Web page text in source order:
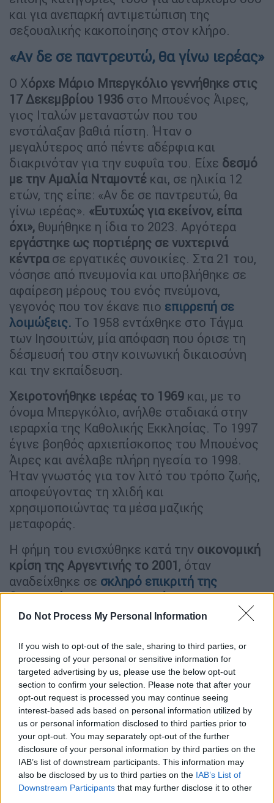
Do Not Process My Personal Information
If you wish to opt-out of the sale, sharing to third parties, or
processing of your personal or sensitive information for
targeted advertising by us, please use the below opt-out
section to confirm your selection. Please note that after your
opt-out request is processed you may continue seeing
interest-based ads based on personal information utilized by
us or personal information disclosed to third parties prior to
your opt-out. You may separately opt-out of the further
disclosure of your personal information by third parties on the
IAB’s list of downstream participants. This information may
also be disclosed by us to third parties on the IAB’s List of
Downstream Participants that may further disclose it to other
και για ανεπαρκή αντιμετώπιση της
σεξουαλικής κακοποίησης στον κλήρο.
«Αν δε σε παντρευτώ, θα γίνω ιερέας»
Ο Χόρχε Μάριο Μπεργκόλιο γεννήθηκε στις
17 Δεκεμβρίου 1936 στο Μπουένος Άιρες,
γιος Ιταλών μεταναστών που του
ενστάλαξαν βαθιά πίστη. Ήταν ο
μεγαλύτερος από πέντε αδέρφια και
διακρινόταν για την ευφυΐα του. Είχε δεσμό
με την Αμαλία Νταμοντέ και, σε ηλικία 12
ετών, της είπε: «Αν δε σε παντρευτώ, θα
γίνω ιερέας». «Ευτυχώς για εκείνον, είπα
όχι», θυμήθηκε η ίδια το 2023. Αργότερα
εργάστηκε ως πορτιέρης σε νυχτερινά
κέντρασε εργατικές συνοικίες. Στα 21 του,
νόσησε από πνευμονία και υποβλήθηκε σε
αφαίρεση μέρους του ενός πνεύμονα,
γεγονός που τον έκανε πιο επιρρεπή σε
λοιμώξεις. Το 1958 εντάχθηκε στο Τάγμα
των Ιησουιτών, μία απόφαση που όρισε τη
δέσμευσή του στην κοινωνική δικαιοσύνη
και την εκπαίδευση.
Χειροτονήθηκε ιερέας το 1969 και, με το
όνομα Μπεργκόλιο, ανήλθε σταδιακά στην
ιεραρχία της Καθολικής Εκκλησίας. Το 1997
έγινε βοηθός αρχιεπίσκοπος του Μπουένος
Άιρες και ανέλαβε πλήρη ηγεσία το 1998.
Ήταν γνωστός για τον λιτό του τρόπο ζωής,
αποφεύγοντας τη χλιδή και
χρησιμοποιώντας τα μέσα μαζικής
μεταφοράς.
Η φήμη του ενισχύθηκε κατά την οικονομική
κρίση της Αργεντινής το 2001, όταν
αναδείχθηκε σε σκληρό επικριτή της
διαφθοράς και της πολιτικής
κακοδιαχείρισης. Την ίδια χρονιά, ο
Πάπας
προετοιμάζοντας το έδαφος για την
μετέπειτα εκλογή του στον παπικό θρόνο.
Εκλογή στον Παπικό Θρόνο
Σε μια ιστορική στιγμή για τηνΚαθολική
Εκκλησία, ο Καρδινάλιος Χόρχε Μάριο
Μπεργκόλιοεξελέγη Πάπας στις 13
Μαρτίου 2013,διαδεχόμενος τονΠάπα
Βενέδικτο ΙΣΤ΄, ο οποίος είχε παραιτηθεί—
κάτι που είχε να συμβεί από το 1415.